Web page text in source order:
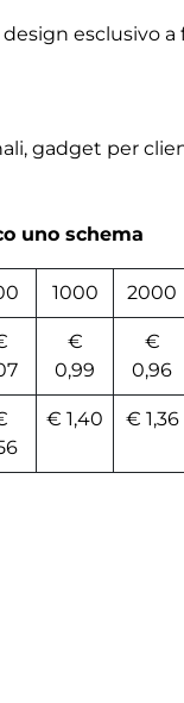
esclusivo
gadget per
uno schema
1000 2000
€
0,99
€
0,96
€ 1,40 € 1,36